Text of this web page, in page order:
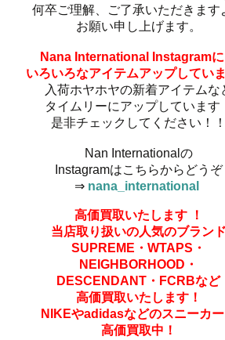
何卒ご理解、ご了承いただきます
お願い申し上げます。
Nana International Instagram
いろいろなアイテムアップしてい
入荷ホヤホヤの新着アイテムな
タイムリーにアップしています
是非チェックしてください！
Nan Internationalの
Instagramはこちらからどうぞ
⇒ nana_international
高価買取いたします！
当店取り扱いの人気のブラン
SUPREME・WTAPS・
NEIGHBORHOOD・
DESCENDANT・FCRBなど
高価買取いたします！
NIKEやadidasなどのスニーカ
高価買取中！